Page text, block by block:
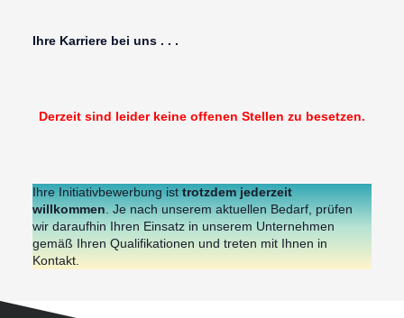
Ihre Karriere bei uns . . .
Derzeit sind leider keine offenen Stellen zu besetzen.
Ihre Initiativbewerbung isttrotzdem jederzeit
willkommen. Je nach unserem aktuellen Bedarf, prüfen
wir daraufhin Ihren Einsatz in unserem Unternehmen
gemäß Ihren Qualifikationen und treten mit Ihnen in
Kontakt.